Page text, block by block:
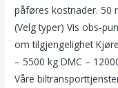
påføres kostnader. 50
(Velg typer) Vis obs-
om tilgjengelighet
– 5500 kg DMC –
Våre